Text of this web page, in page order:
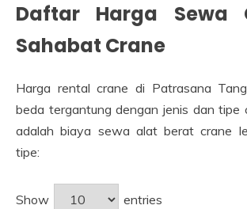
Daftar Harga Sewa
Sahabat Crane
Harga rental crane di Patrasana
beda tergantung dengan jenis dan tipe
adalah biaya sewa alat berat crane
tipe:
Show entries